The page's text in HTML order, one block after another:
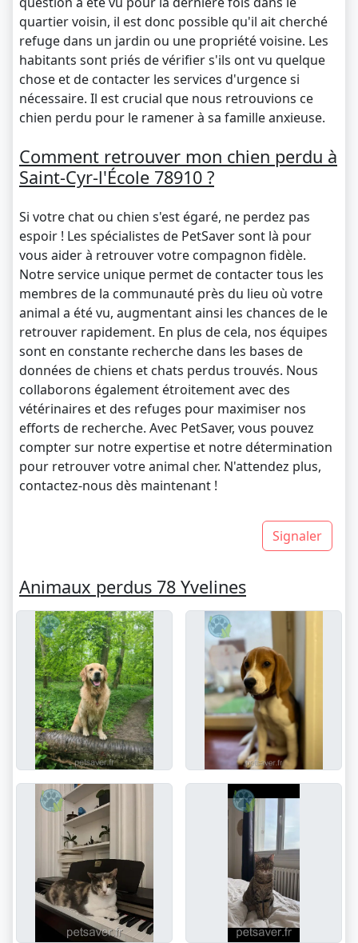
quartier voisin, il est donc possible qu'il ait cherché
refuge dans un jardin ou une propriété voisine. Les
habitants sont priés de vérifier s'ils ont vu quelque
chose et de contacter les services d'urgence si
nécessaire. Il est crucial que nous retrouvions ce
chien perdu pour le ramener à sa famille anxieuse.
Comment retrouver mon chien perdu à
Saint-Cyr-l'École 78910 ?
Si votre chat ou chien s'est égaré, ne perdez pas
espoir ! Les spécialistes de PetSaver sont là pour
vous aider à retrouver votre compagnon fidèle.
Notre service unique permet de contacter tous les
membres de la communauté près du lieu où votre
animal a été vu, augmentant ainsi les chances de le
retrouver rapidement. En plus de cela, nos équipes
sont en constante recherche dans les bases de
données de chiens et chats perdus trouvés. Nous
collaborons également étroitement avec des
vétérinaires et des refuges pour maximiser nos
efforts de recherche. Avec PetSaver, vous pouvez
compter sur notre expertise et notre détermination
pour retrouver votre animal cher. N'attendez plus,
contactez-nous dès maintenant !
Signaler
Animaux perdus 78 Yvelines